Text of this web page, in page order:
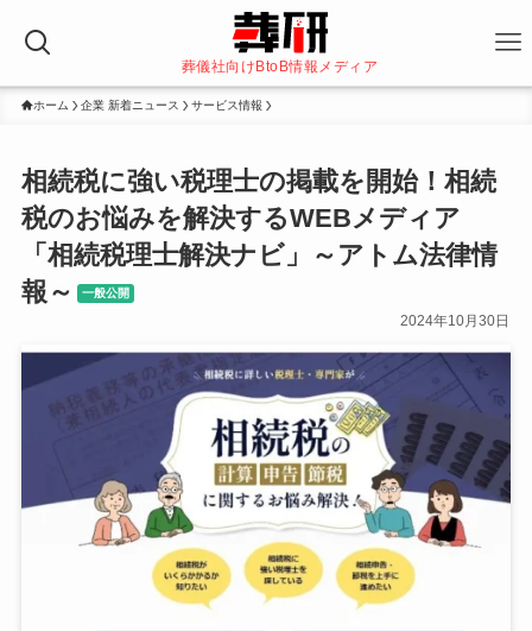
葬儀社向けBtoB情報メディア
ホーム 企業 新着ニュース サービス情報
相続税に強い税理士の掲載を開始！相続
税のお悩みを解決するWEBメディア
「相続税理士解決ナビ」～アトム法律情
報～
一般公開
2024年10月30日